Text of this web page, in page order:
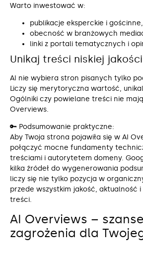
Warto inwestować w:
publikacje eksperckie i gościnne,
obecność w branżowych
linki z portali tematycznych i
Unikaj treści niskiej jakości
AI nie wybiera stron pisanych tylko
Liczy się merytoryczna wartość,
Ogólniki czy powielane treści nie
Overviews.
🔑 Podsumowanie praktyczne:
Aby Twoja strona pojawiła się w AI
połączyć mocne fundamenty
treściami i autorytetem domeny.
kilka źródeł do wygenerowania
liczy się nie tylko pozycja w
przede wszystkim jakość, aktualność
treści.
AI Overviews –
zagrożenia dla